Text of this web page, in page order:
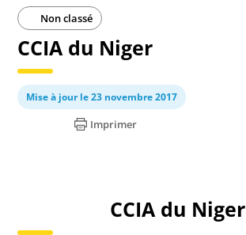
Non classé
CCIA du Niger
Mise à jour le 23 novembre 2017
Imprimer
CCIA du Niger